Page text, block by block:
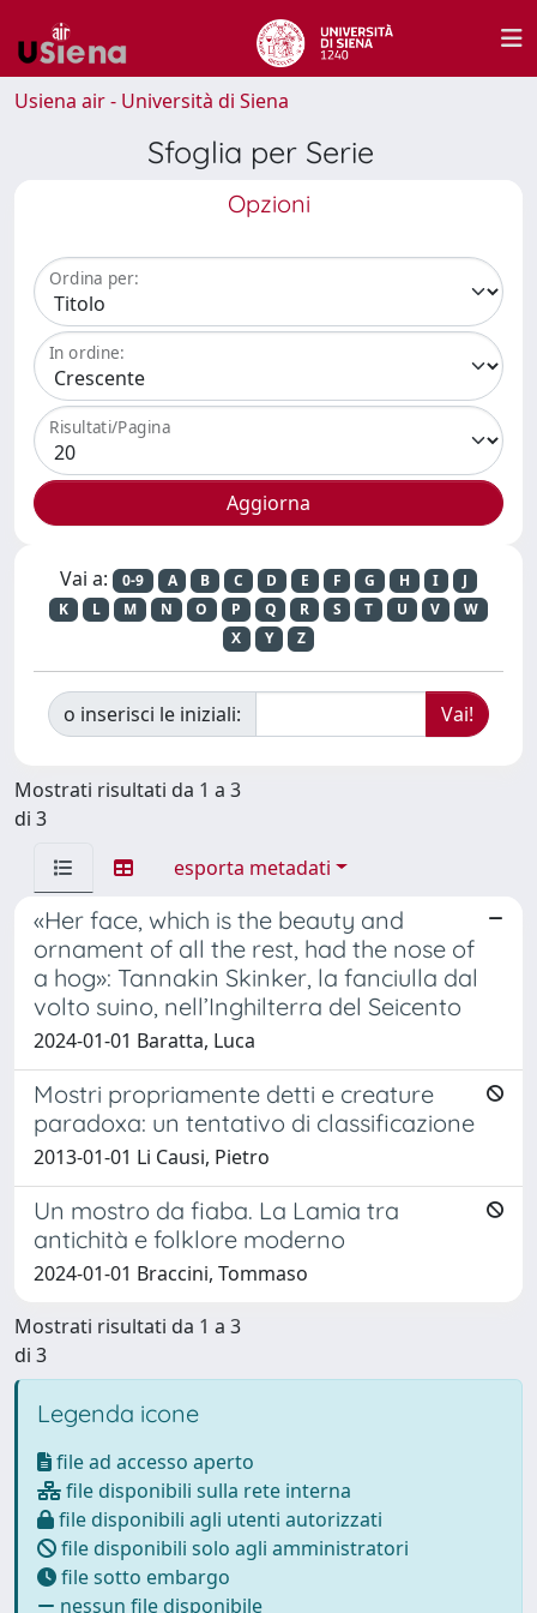
Usiena air - Università di Siena
Sfoglia per Serie
Opzioni
Ordina per:
In ordine:
Risultati/Pagina
Vai a: 0-9 A B C D E F G H I
J
K
L M N O P Q R S T U V
W
X
Y Z
o inserisci le iniziali:
Mostrati risultati da 1 a 3
di 3
esporta metadati
«Her face, which is the beauty and
ornament of all the rest, had the nose of
a hog»: Tannakin Skinker, la fanciulla dal
volto suino, nell’Inghilterra del Seicento
2024-01-01 Baratta, Luca
Mostri propriamente detti e creature
paradoxa: un tentativo di classificazione
2013-01-01 Li Causi, Pietro
Un mostro da fiaba. La Lamia tra
antichità e folklore moderno
2024-01-01 Braccini, Tommaso
Mostrati risultati da 1 a 3
di 3
Legenda icone
file ad accesso aperto
file disponibili sulla rete interna
file disponibili agli utenti autorizzati
file disponibili solo agli amministratori
file sotto embargo
nessun file disponibile